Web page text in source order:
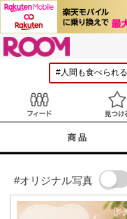
商品
#オリジナル写真